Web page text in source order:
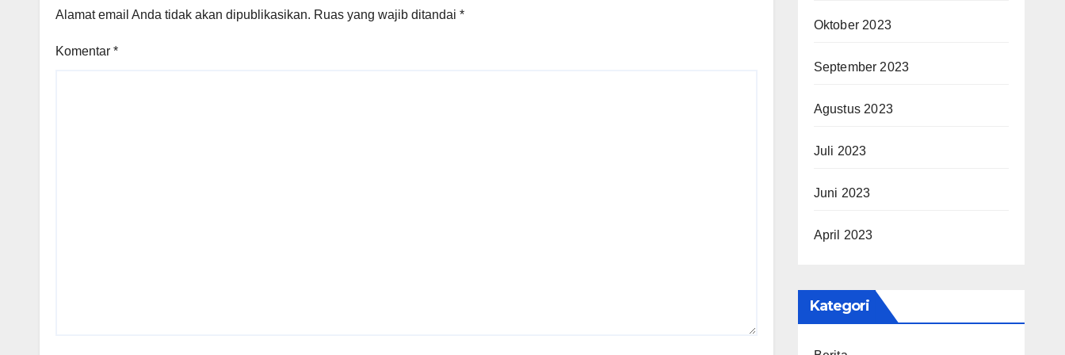
Alamat email Anda tidak akan dipublikasikan. Ruas yang wajib ditandai *
Komentar *
Oktober 2023
September 2023
Agustus 2023
Juli 2023
Juni 2023
April 2023
Kategori